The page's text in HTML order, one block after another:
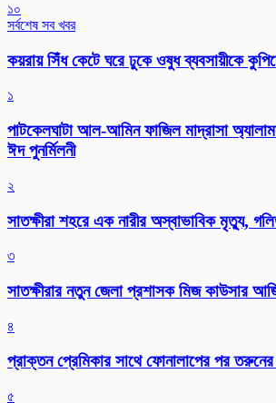
১০
সর্বশেষ সব খবর
কয়রায় সিঁধ কেটে ঘরে ঢুকে ওষুধ ব্যবসায়ীকে
১
পাটকেলঘাটা আল-আমিন ফাজিল মাদ্রাসা
ঈদ পুনর্মিলনী
২
সাতক্ষীরা শহরে এক নারীর অস্বাভাবিক মৃত্যু,
৩
সাতক্ষীরার নতুন জেলা প্রশাসক মিজ কাউসার
৪
প্রাক্তন প্রেমিকার সাথে ফোনালাপের পর
৫